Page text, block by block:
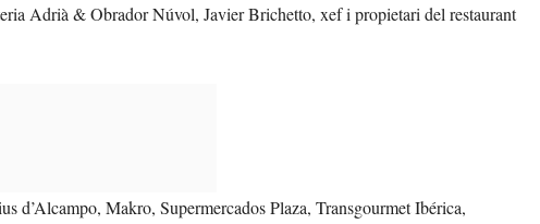
Adrià & Obrador Núvol, Javier Brichetto, xef i propietari del restaurant
d’Alcampo, Makro, Supermercados Plaza, Transgourmet Ibérica,